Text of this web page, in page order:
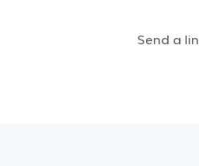
Send a